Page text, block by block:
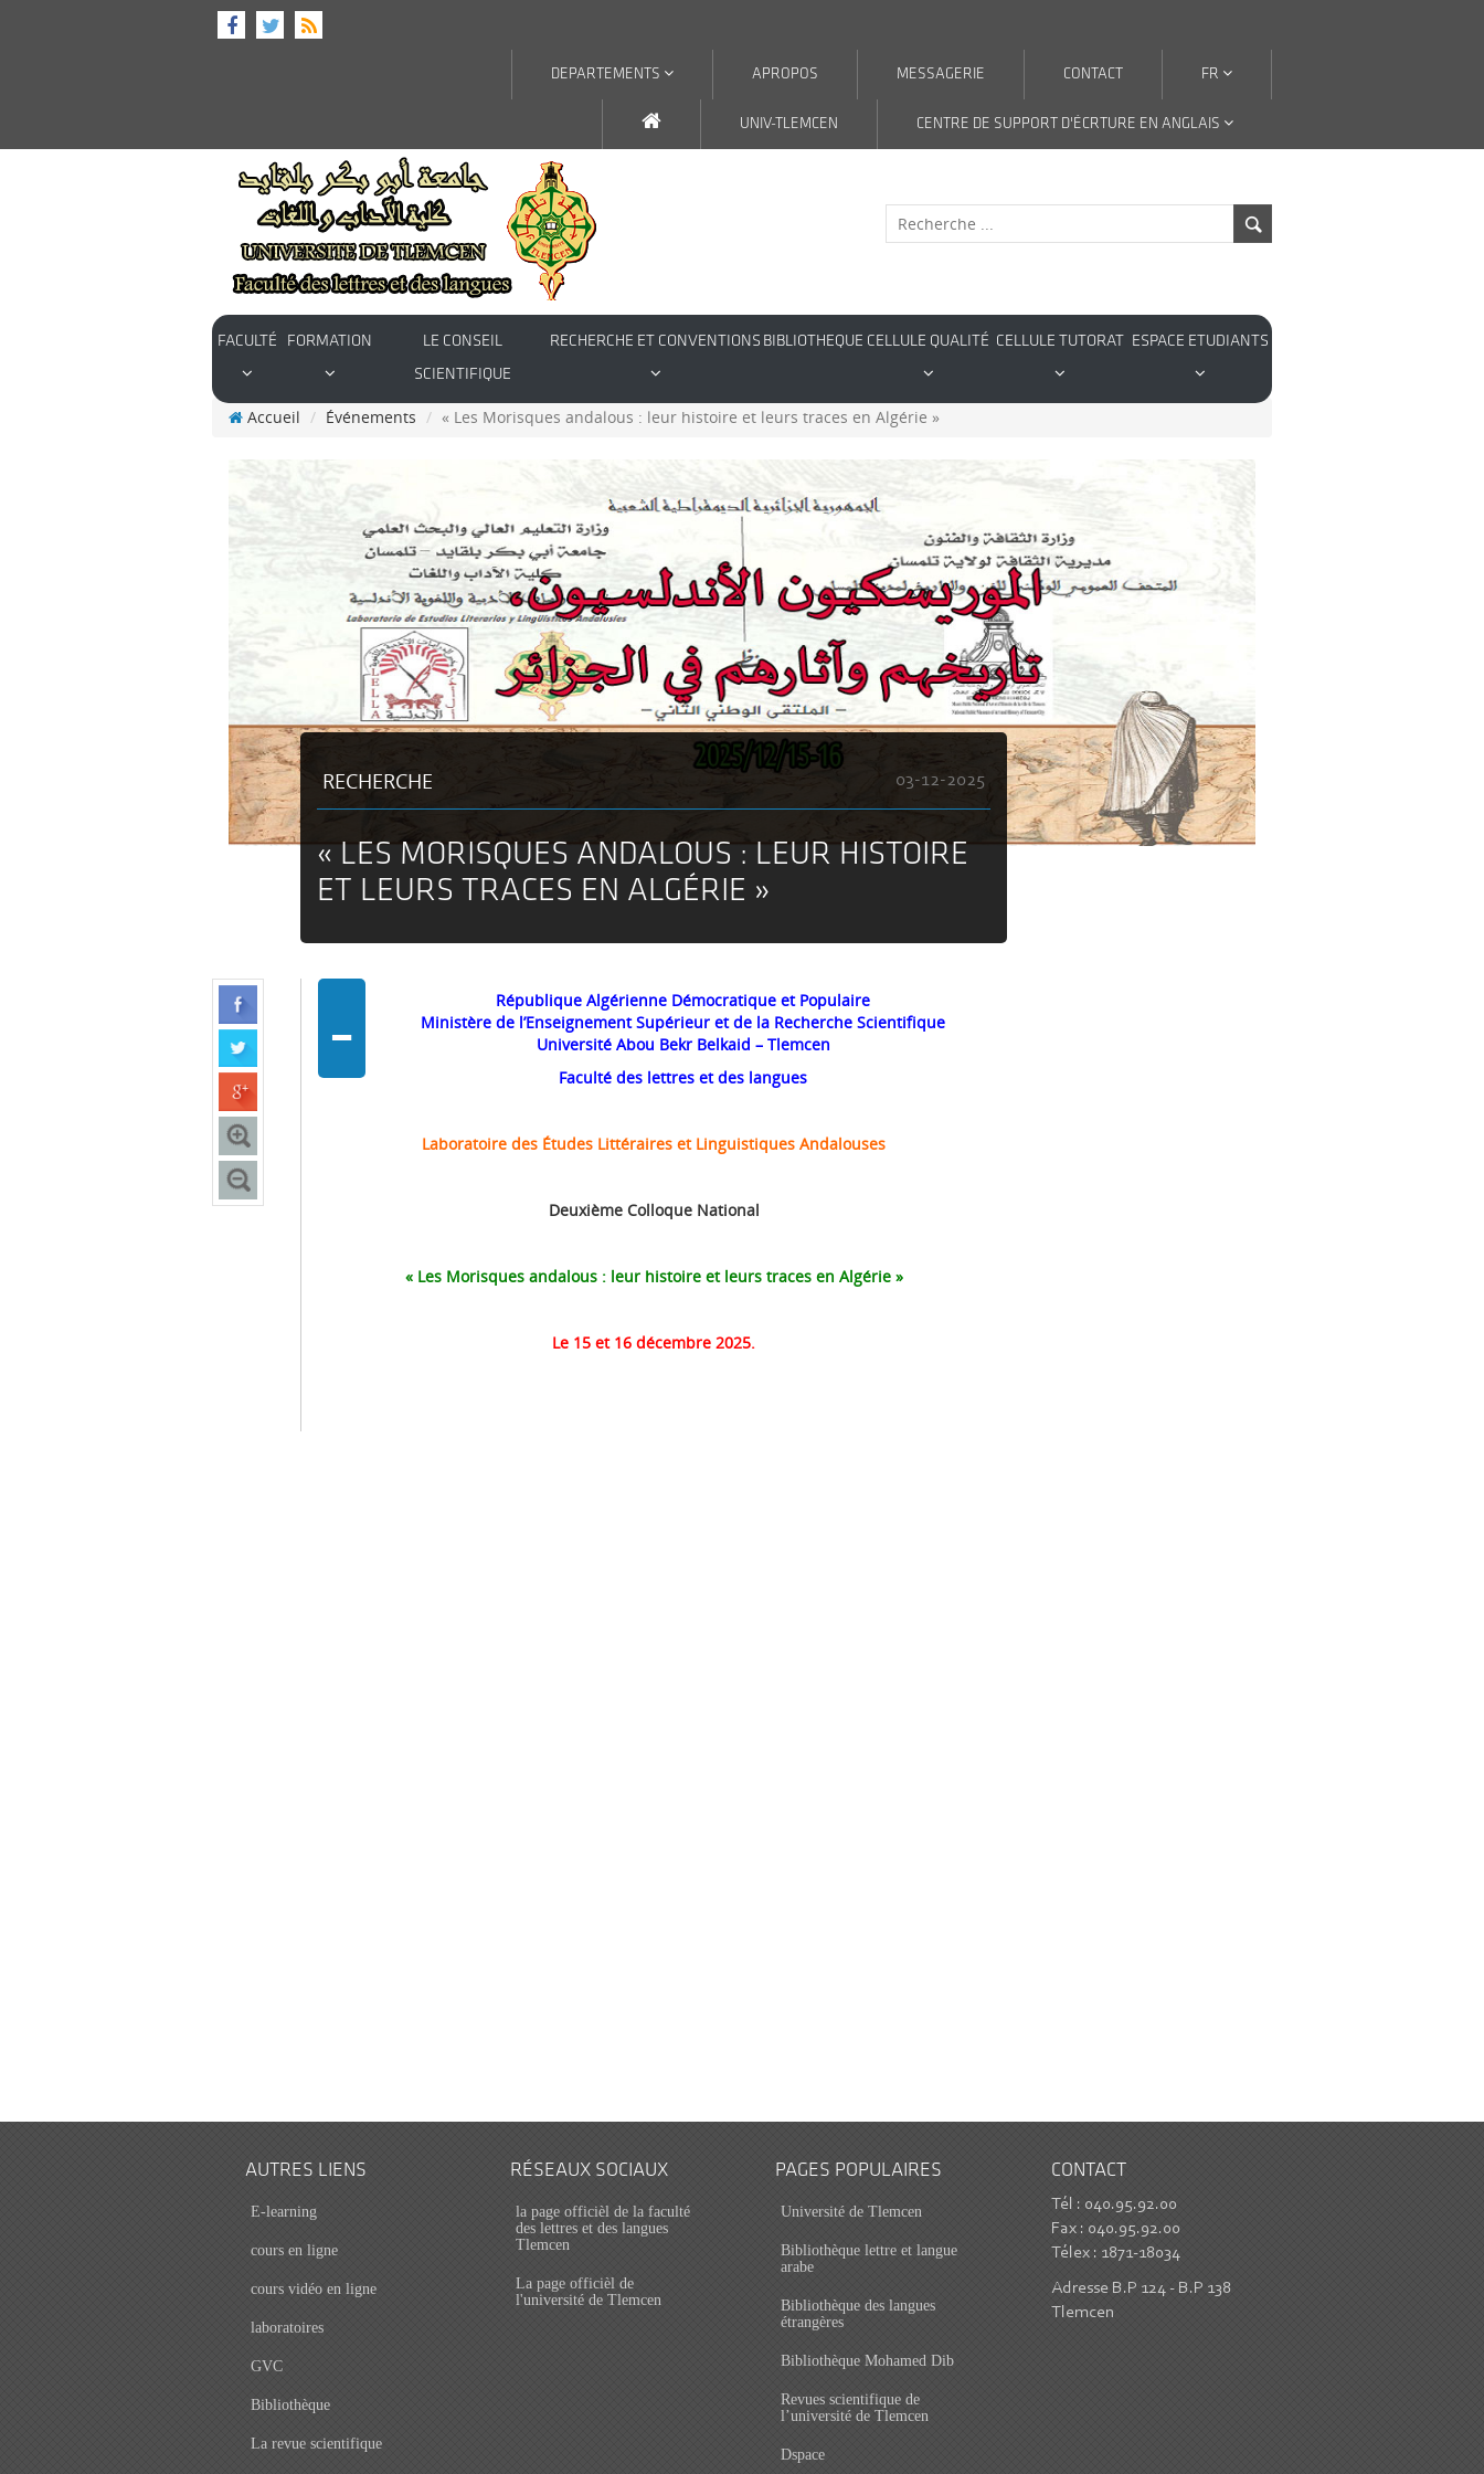
FR
CONTACT
MESSAGERIE
APROPOS
DEPARTEMENTS
CENTRE DE SUPPORT D'ÉCRTURE EN ANGLAIS
UNIV-TLEMCEN
FACULTÉ FORMATION
LE CONSEIL
SCIENTIFIQUE
RECHERCHE ET CONVENTIONS BIBLIOTHEQUE CELLULE QUALITÉ CELLULE TUTORAT ESPACE ETUDIANTS
Accueil Événements « Les Morisques andalous : leur histoire et leurs traces en Algérie »
RECHERCHE 03-12-2025
« LES MORISQUES ANDALOUS : LEUR HISTOIRE
ET LEURS TRACES EN ALGÉRIE »
-
République Algérienne Démocratique et Populaire
Ministère de l’Enseignement Supérieur et de la Recherche Scientifique
Université Abou Bekr Belkaid – Tlemcen
Faculté des lettres et des langues
Laboratoire des Études Littéraires et Linguistiques Andalouses
Deuxième Colloque National
« Les Morisques andalous : leur histoire et leurs traces en Algérie »
Le 15 et 16 décembre 2025.
AUTRES LIENS
E-learning
cours en ligne
cours vidéo en ligne
laboratoires
GVC
Bibliothèque
La revue scientifique
RÉSEAUX SOCIAUX
la page officièl de la faculté
des lettres et des langues
Tlemcen
La page officièl de
l'université de Tlemcen
PAGES POPULAIRES
Université de Tlemcen
Bibliothèque lettre et langue
arabe
Bibliothèque des langues
étrangères
Bibliothèque Mohamed Dib
Revues scientifique de
l’université de Tlemcen
Dspace
CONTACT
Tél : 040.95.92.00
Fax : 040.95.92.00
Télex : 1871-18034
Adresse B.P 124 - B.P 138
Tlemcen